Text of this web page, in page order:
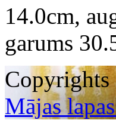
14.0cm,
garums
Mājas